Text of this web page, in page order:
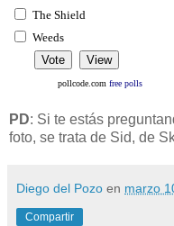
The Shield
Weeds
pollcode.com free polls
PD: Si te estás
foto, se trata de Sid, de
Diego del Pozo en marzo
Compartir